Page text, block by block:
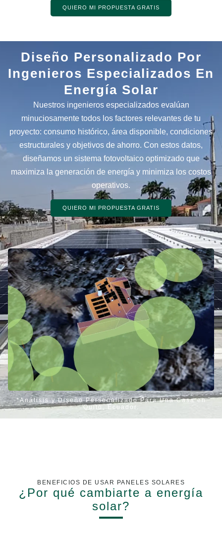
QUIERO MI PROPUESTA GRATIS
Diseño Personalizado Por
Ingenieros Especializados En
Energía Solar
Nuestros ingenieros especializados evalúan
minuciosamente todos los factores relevantes de tu
proyecto: consumo histórico, área disponible, condiciones
estructurales y objetivos de ahorro. Con estos datos,
diseñamos un sistema fotovoltaico optimizado que
maximiza la generación de energía y minimiza los costos
operativos.
QUIERO MI PROPUESTA GRATIS
*Análisis y Diseño Personalizado Para Una Casa en
Quito, Ecuador.
BENEFICIOS DE USAR PANELES SOLARES
¿Por qué cambiarte a energía
solar?